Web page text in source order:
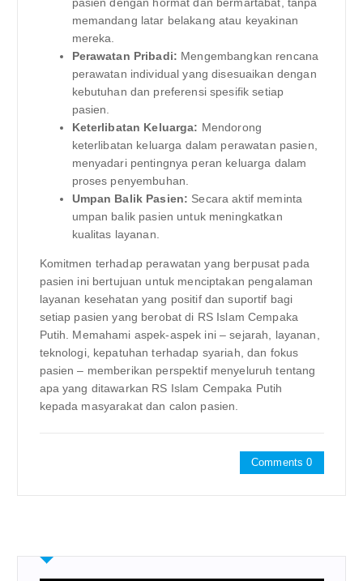
memandang latar belakang atau keyakinan
mereka.
Perawatan Pribadi: Mengembangkan rencana
perawatan individual yang disesuaikan dengan
kebutuhan dan preferensi spesifik setiap
pasien.
Keterlibatan Keluarga: Mendorong
keterlibatan keluarga dalam perawatan pasien,
menyadari pentingnya peran keluarga dalam
proses penyembuhan.
Umpan Balik Pasien: Secara aktif meminta
umpan balik pasien untuk meningkatkan
kualitas layanan.
Komitmen terhadap perawatan yang berpusat pada
pasien ini bertujuan untuk menciptakan pengalaman
layanan kesehatan yang positif dan suportif bagi
setiap pasien yang berobat di RS Islam Cempaka
Putih. Memahami aspek-aspek ini – sejarah, layanan,
teknologi, kepatuhan terhadap syariah, dan fokus
pasien – memberikan perspektif menyeluruh tentang
apa yang ditawarkan RS Islam Cempaka Putih
kepada masyarakat dan calon pasien.
Comments 0